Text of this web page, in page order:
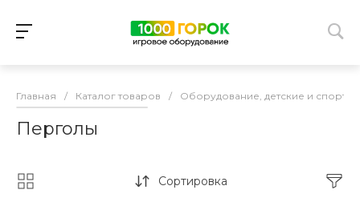
Главная / Каталог товаров / Оборудование, детские и
Перголы
Сортировка